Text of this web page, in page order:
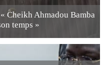
Cheikh Ahmadou Bamba
temps »